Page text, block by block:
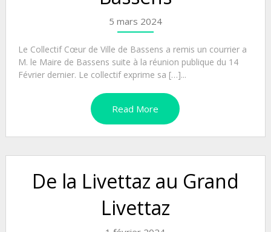
5 mars 2024
Le Collectif Cœur de Ville de Bassens a remis un courrier a
M. le Maire de Bassens suite à la réunion publique du 14
Février dernier. Le collectif exprime sa […]...
Read More
De la Livettaz au Grand
Livettaz